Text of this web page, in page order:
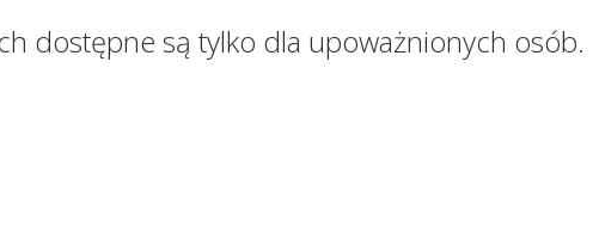
dostępne są tylko dla upoważnionych osób.